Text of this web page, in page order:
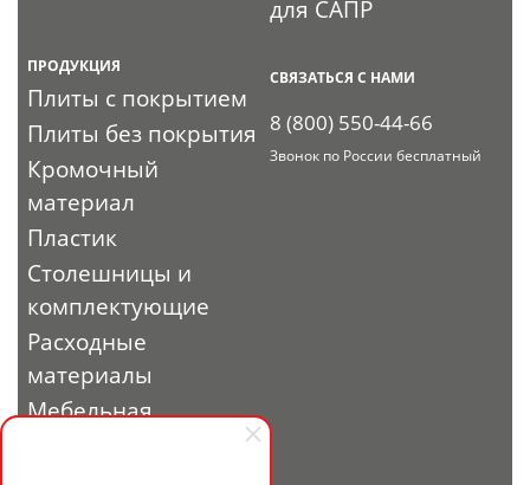
для САПР
ПРОДУКЦИЯ
Плиты с покрытием
Плиты без покрытия
Кромочный
материал
Пластик
Столешницы и
комплектующие
Расходные
материалы
Мебельная
СВЯЗАТЬСЯ С НАМИ
8 (800) 550-44-66
Звонок по России бесплатный